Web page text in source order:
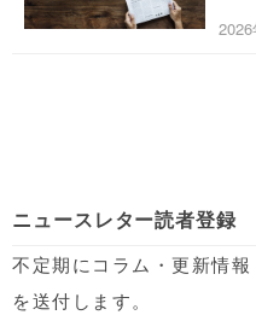
ニュースレター読者登録
不定期にコラム・更新情
を送付します。